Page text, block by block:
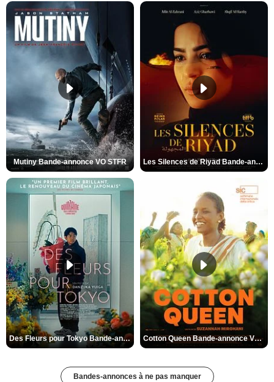
Mutiny Bande-annonce VO STFR Les Silences de Riyad Bande-annonce VO STFR
Des Fleurs pour Tokyo Bande-annonce VO STFR Cotton Queen Bande-annonce VO STFR
Bandes-annonces à ne pas manquer